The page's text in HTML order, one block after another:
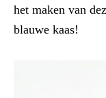
het maken van
blauwe kaas!